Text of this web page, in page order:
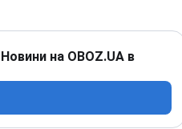
на OBOZ.UA в